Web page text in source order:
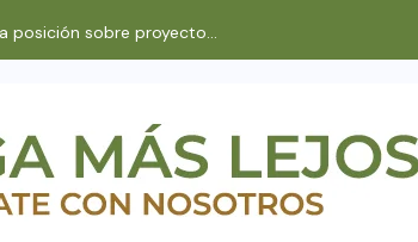
Embajada de EE. UU. explica cómo un bebé...